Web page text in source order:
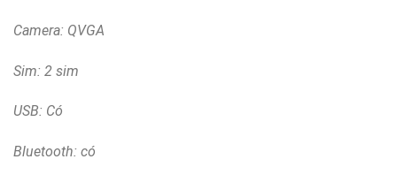
Camera: QVGA
Sim: 2 sim
USB: Có
Bluetooth: có